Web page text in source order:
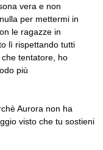
vera e non
per mettermi in
le ragazze in
lì rispettando tutti
tentatore, ho
più
Aurora non ha
visto che tu sostieni